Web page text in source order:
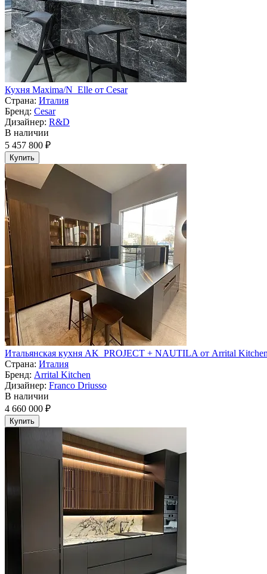
Кухня Maxima/N_Elle от Cesar
Страна: Италия
Бренд: Cesar
Дизайнер: R&D
В наличии
5 457 800 ₽
Купить
Итальянская кухня AK_PROJECT + NAUTILA от Arrital
Страна: Италия
Бренд: Arrital Kitchen
Дизайнер: Franco Driusso
В наличии
4 660 000 ₽
Купить